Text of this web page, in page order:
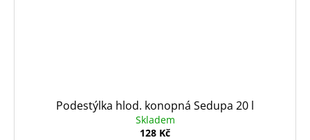
Podestýlka hlod. konopná Sedupa 20 l
Skladem
128 Kč